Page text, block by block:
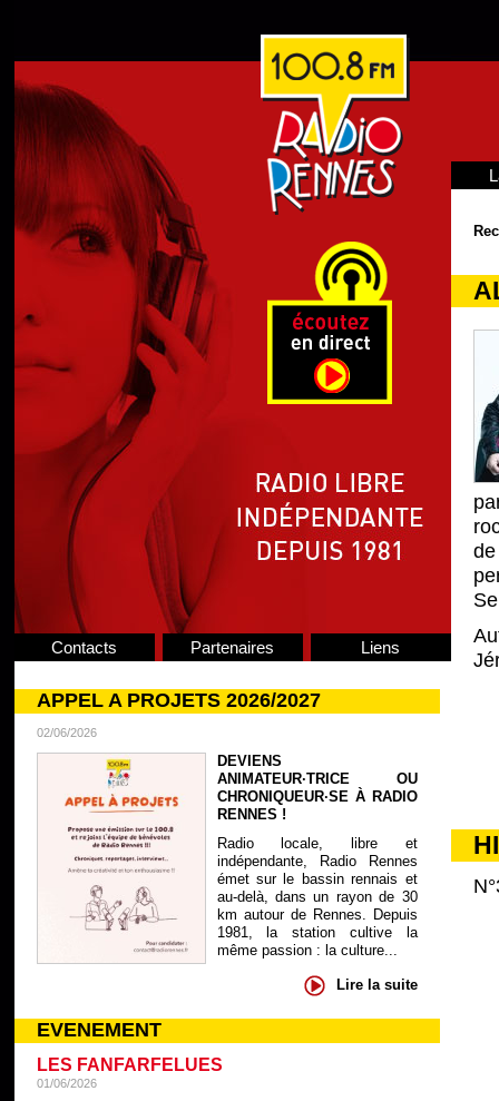
Contacts Partenaires Liens
APPEL A PROJETS 2026/2027
02/06/2026
DEVIENS
ANIMATEUR·TRICE OU
CHRONIQUEUR·SE À RADIO
RENNES !
Radio locale, libre et
indépendante, Radio Rennes
émet sur le bassin rennais et
au-delà, dans un rayon de 30
km autour de Rennes. Depuis
1981, la station cultive la
même passion : la culture...
Lire la suite
EVENEMENT
LES FANFARFELUES
01/06/2026